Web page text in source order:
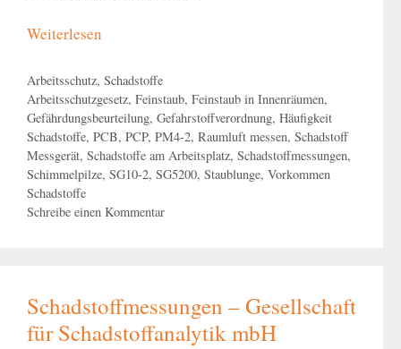
Weiterlesen
Kategorien
Arbeitsschutz, Schadstoffe
Schlagwörter
Arbeitsschutzgesetz, Feinstaub, Feinstaub in Innenräumen,
Gefährdungsbeurteilung, Gefahrstoffverordnung, Häufigkeit
Schadstoffe, PCB, PCP, PM4-2, Raumluft messen, Schadstoff
Messgerät, Schadstoffe am Arbeitsplatz, Schadstoffmessungen,
Schimmelpilze, SG10-2, SG5200, Staublunge, Vorkommen
Schadstoffe
Schreibe einen Kommentar
Schadstoffmessungen – Gesellschaft
für Schadstoffanalytik mbH